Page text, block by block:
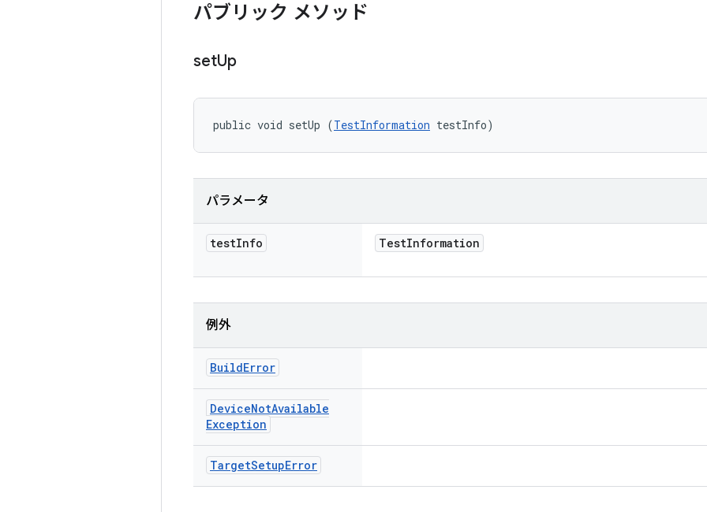
パブリック メソッド
setUp
public void setUp (TestInformation testInfo)
パラメータ
testInfo TestInformation
例外
BuildError
DeviceNotAvailable
Exception
TargetSetupError